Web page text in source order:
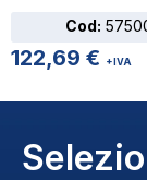
Cod:
122,69 € +IVA